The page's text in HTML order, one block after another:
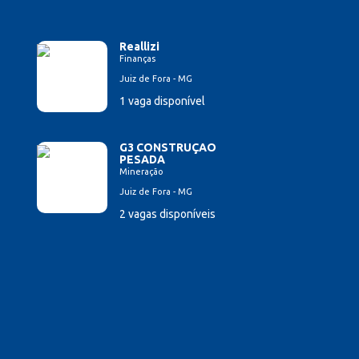
Reallizi
Finanças
Juiz de Fora - MG
1 vaga disponível
G3 CONSTRUÇAO
PESADA
Mineração
Juiz de Fora - MG
2 vagas disponíveis